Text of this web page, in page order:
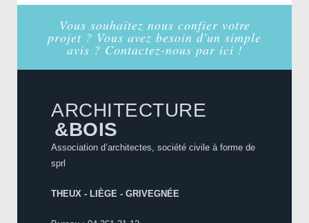
Vous souhaitez nous confier votre
projet ? Vous avez besoin d'un simple
avis ? Contactez-nous par ici !
ARCHITECTURE
&BOIS
Association d’architectes, société civile à forme de
sprl
THEUX - LIÈGE - GRIVEGNÉE